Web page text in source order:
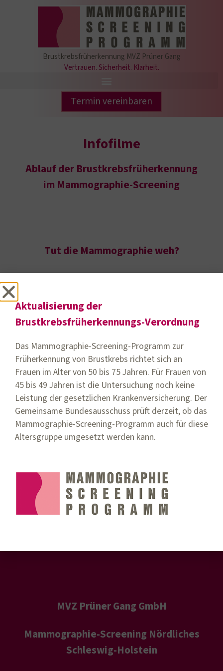
Brustkrebsfrüherkennung MVZ Prüner Gang
Vertrauen. Sicherheit. Klarheit.
Termin vereinbaren
Infofilme
Ablauf der Brustkrebsfrüherkennung
im Mammographie-Screening
Tut die Mammographie weh?
Quick Links
Kontakt
Services
MVZ Prüner Gang GmbH
Mammographie-Screening Nördliches
Schleswig-Holstein
Aktualisierung der
Brustkrebsfrüherkennungs-Verordnung
Das Mammographie-Screening-Programm zur
Früherkennung von Brustkrebs richtet sich an
Frauen im Alter von 50 bis 75 Jahren. Für Frauen von
45 bis 49 Jahren ist die Untersuchung noch keine
Leistung der gesetzlichen Krankenversicherung. Der
Gemeinsame Bundesausschuss prüft derzeit, ob das
Mammographie-Screening-Programm auch für diese
Altersgruppe umgesetzt werden kann.